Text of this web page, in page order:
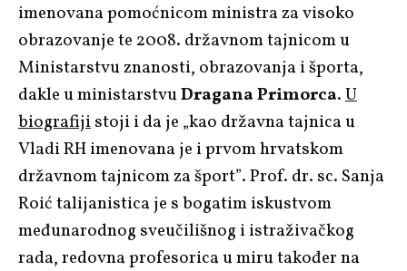
imenovana pomoćnicom ministra za visoko
obrazovanje te 2008. državnom tajnicom u
Ministarstvu znanosti, obrazovanja i športa,
dakle u ministarstvuDragana Primorca.U
biografijistoji i da je „kao državna tajnica u
Vladi RH imenovana je i prvom hrvatskom
državnom tajnicom za šport”. Prof. dr. sc. Sanja
Roić talijanistica je s bogatim iskustvom
međunarodnog sveučilišnog i istraživačkog
rada, redovna profesorica u miru također na